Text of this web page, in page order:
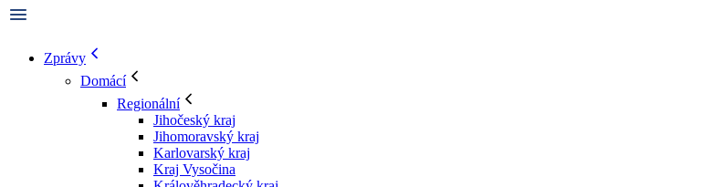
Zprávy
Domácí
Regionální
Jihočeský kraj
Jihomoravský kraj
Karlovarský kraj
Kraj Vysočina